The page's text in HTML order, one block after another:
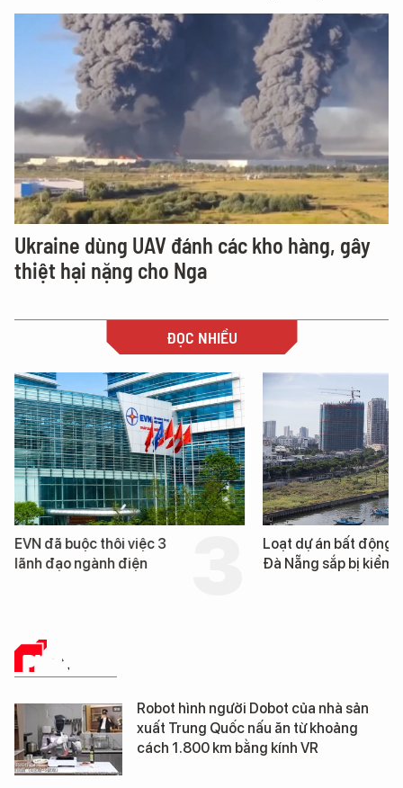
Ukraine dùng UAV đánh các kho hàng, gây
thiệt hại nặng cho Nga
ĐỌC NHIỀU
EVN đã buộc thôi việc 3
lãnh đạo ngành điện
Loạt dự án bất động
Đà Nẵng sắp bị kiểm
PHÂN TÍCH
Robot hình người Dobot của nhà sản
xuất Trung Quốc nấu ăn từ khoảng
cách 1.800 km bằng kính VR